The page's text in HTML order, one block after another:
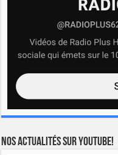
Nos actualités sur YOUTUBE!